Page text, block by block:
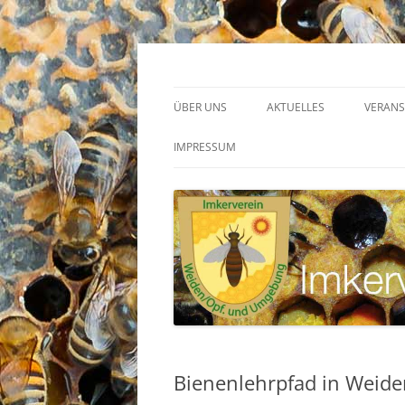
Zum
ÜBER UNS
VORSTANDSCHAFT
SATZUNG
AKTUELLES
IMPRESSUM
Bienenlehrpfad in